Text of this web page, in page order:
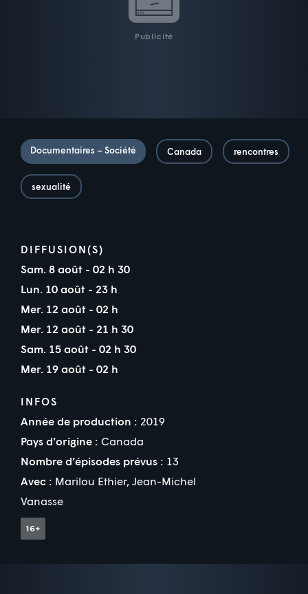
Publicité
Documentaires – Société Canada rencontres
sexualité
DIFFUSION(S)
Sam. 8 août - 02 h 30
Lun. 10 août - 23 h
Mer. 12 août - 02 h
Mer. 12 août - 21 h 30
Sam. 15 août - 02 h 30
Mer. 19 août - 02 h
INFOS
Année de production : 2019
Pays d’origine : Canada
Nombre d’épisodes prévus : 13
Avec : Marilou Ethier, Jean-Michel
Vanasse